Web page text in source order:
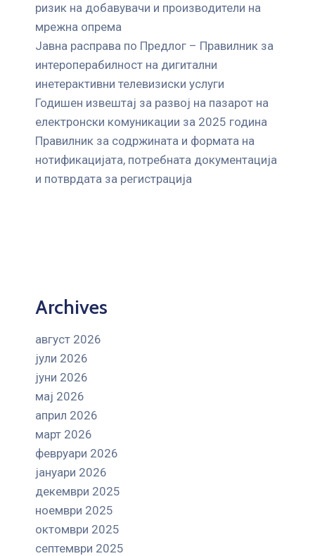
ризик на добавувачи и производители на
мрежна опрема
Јавна расправа по Предлог – Правилник за
интероперабилност на дигитални
инетерактивни телевизиски услуги
Годишен извештај за развој на пазарот на
електронски комуникации за 2025 година
Правилник за содржината и формата на
нотификацијата, потребната документација
и потврдата за регистрација
Archives
август 2026
јули 2026
јуни 2026
мај 2026
април 2026
март 2026
февруари 2026
јануари 2026
декември 2025
ноември 2025
октомври 2025
септември 2025